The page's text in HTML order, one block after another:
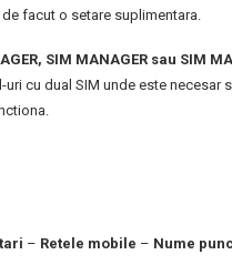
de facut o setare suplimentara.
SIM MANAGER sau SIM
cu dual SIM unde este
– Retele mobile – Nume